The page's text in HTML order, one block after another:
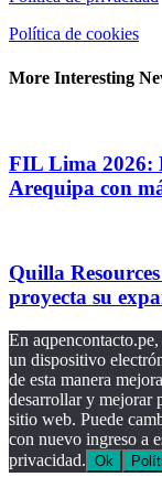
Política de cookies
More Interesting
FIL Lima 2026:
Arequipa con
Quilla
proyecta su
En
un dispositivo
de esta manera
desarrollar y mejorar
sitio web. Puede
con nuevo ingreso a
privacidad. Ok